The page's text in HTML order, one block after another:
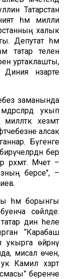
Татарстан
һәм милли
халык
Депутат һәм
татар телен
уртаклашты,
нәзарәте
заманында
укып
хезмәт
алсак
Бүгенге
бер
рәхмәт. Мәчет –
берсе", –
һәм борынгы
сөйләде.
дин әһеле
“Карабаш
укырга өйрәнү
мисал өчен,
Камил хәзрәт
беренче